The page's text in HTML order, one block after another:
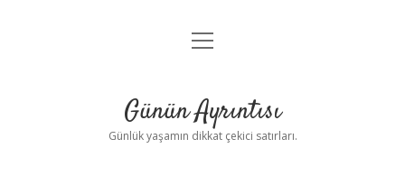
Anasayfa
Yasal Uyarı
menüyü
Günün Ayrıntısı
Günlük yaşamın dikkat çekici satırları.